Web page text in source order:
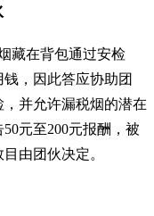
藏在背包通过安检
，因此答应协助团
并允许漏税烟的潜在
元至200元报酬，被
由团伙决定。